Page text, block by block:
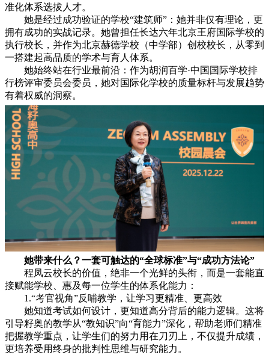
准化体系选拔人才。
她是经过成功验证的学校“建筑师”：她并非仅有理论，更
拥有成功的实战记录。她曾担任长达六年北京王府国际学校的
执行校长，并作为北京赫德学校（中学部）创校校长，从零到
一搭建起高品质的学术与育人体系。
她始终站在行业最前沿：作为胡润百学·中国国际学校排
行榜评审委员会委员，她对国际化学校的质量标杆与发展趋势
有着权威的洞察。
她带来什么？一套可触达的“全球标准”与“成功方法论”
程凤云校长的价值，绝非一个光鲜的头衔，而是一套能直
接赋能学校、惠及每一位学生的体系化能力：
1.“考官视角”反哺教学，让学习更精准、更高效
她知道考试如何设计，更知道高分背后的能力逻辑。这将
引导籽奥的教学从“教知识”向“育能力”深化，帮助老师们精准
把握教学重点，让学生们的努力用在刀刃上，不仅提升成绩，
更培养受用终身的批判性思维与研究能力。